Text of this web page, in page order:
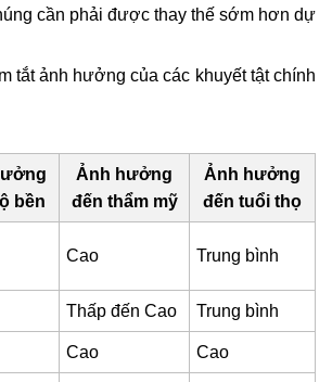
cần phải được thay thế sớm hơn dự
tắt ảnh hưởng của các khuyết tật chính
bền
Ảnh hưởng
đến thẩm mỹ
Ảnh hưởng
đến tuổi thọ
Cao Trung bình
Thấp đến Cao Trung bình
Cao Cao